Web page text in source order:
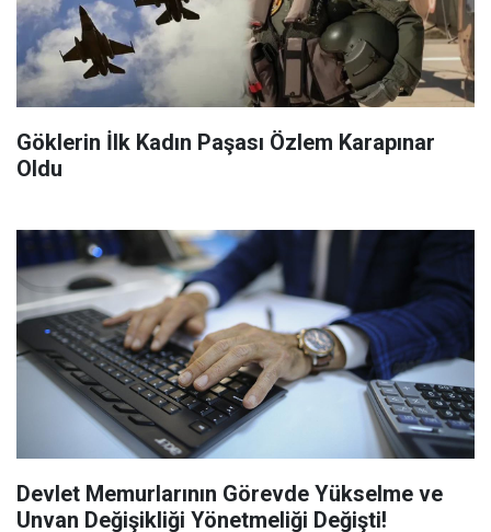
Göklerin İlk Kadın Paşası Özlem Karapınar
Oldu
Devlet Memurlarının Görevde Yükselme ve
Unvan Değişikliği Yönetmeliği Değişti!